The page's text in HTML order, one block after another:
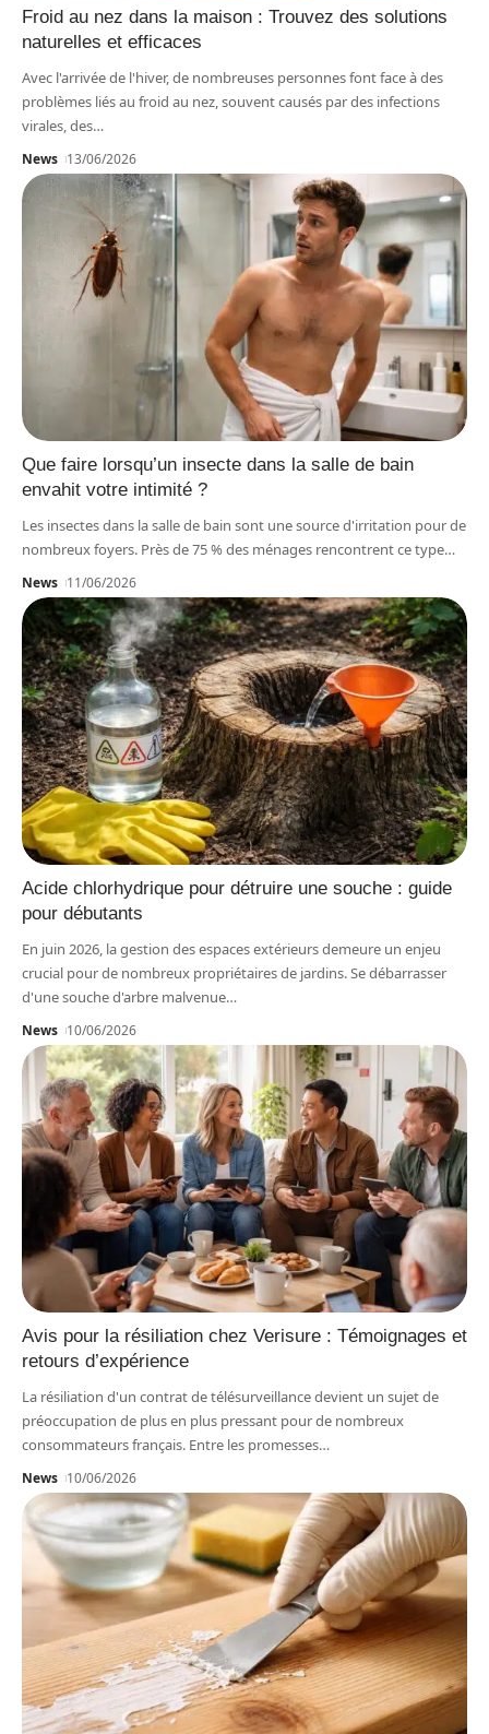
Froid au nez dans la maison : Trouvez des solutions
naturelles et efficaces
Avec l'arrivée de l'hiver, de nombreuses personnes font face à des
problèmes liés au froid au nez, souvent causés par des infections
virales, des…
News 13/06/2026
Que faire lorsqu’un insecte dans la salle de bain
envahit votre intimité ?
Les insectes dans la salle de bain sont une source d'irritation pour de
nombreux foyers. Près de 75 % des ménages rencontrent ce type…
News 11/06/2026
Acide chlorhydrique pour détruire une souche : guide
pour débutants
En juin 2026, la gestion des espaces extérieurs demeure un enjeu
crucial pour de nombreux propriétaires de jardins. Se débarrasser
d'une souche d'arbre malvenue…
News 10/06/2026
Avis pour la résiliation chez Verisure : Témoignages et
retours d’expérience
La résiliation d'un contrat de télésurveillance devient un sujet de
préoccupation de plus en plus pressant pour de nombreux
consommateurs français. Entre les promesses…
News 10/06/2026